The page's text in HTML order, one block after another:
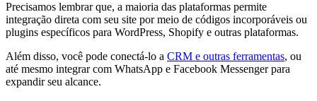
Precisamos lembrar que, a maioria das plataformas permite
integração direta com seu site por meio de códigos incorporáveis ou
plugins específicos para WordPress, Shopify e outras plataformas.
Além disso, você pode conectá-lo a CRM e outras ferramentas, ou
até mesmo integrar com WhatsApp e Facebook Messenger para
expandir seu alcance.